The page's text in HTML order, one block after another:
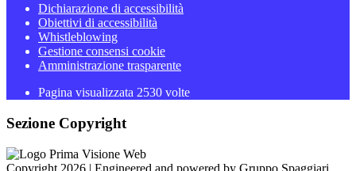
Dichiarazione di accessibilità
Obiettivi di accessibilità
Whistleblowing
Gestione consensi cookie
Amministrazione trasparente
Pagina visualizzata 2530 volte
Sezione Copyright
Copyright 2026 | Engineered and powered by Gruppo Spaggiari